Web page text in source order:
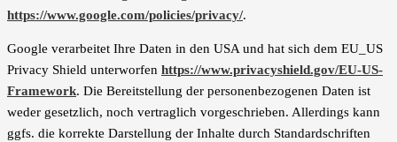
https://www.google.com/policies/privacy/.
Google verarbeitet Ihre Daten in den USA und hat sich dem EU_US
Privacy Shield unterworfen https://www.privacyshield.gov/EU-US-
Framework. Die Bereitstellung der personenbezogenen Daten ist
weder gesetzlich, noch vertraglich vorgeschrieben. Allerdings kann
ggfs. die korrekte Darstellung der Inhalte durch Standardschriften